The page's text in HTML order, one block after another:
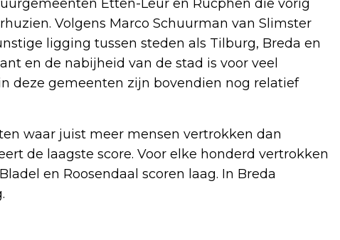
Etten-Leur en Rucphen die vorig
Volgens Marco Schuurman van Slimster
ligging tussen steden als Tilburg, Breda en
en de nabijheid van de stad is voor veel
deze gemeenten zijn bovendien nog relatief
waar juist meer mensen vertrokken dan
de laagste score. Voor elke honderd vertrokken
en Roosendaal scoren laag. In Breda